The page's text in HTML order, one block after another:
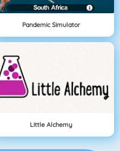
Pandemic Simulator
Little Alchemy